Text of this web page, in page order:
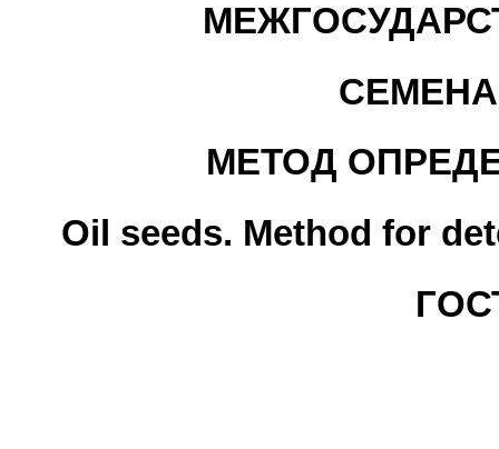
МЕТОД
Oil seeds. Method for